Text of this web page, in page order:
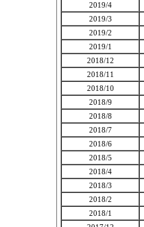
2019/4
2019/3
2019/2
2019/1
2018/12
2018/11
2018/10
2018/9
2018/8
2018/7
2018/6
2018/5
2018/4
2018/3
2018/2
2018/1